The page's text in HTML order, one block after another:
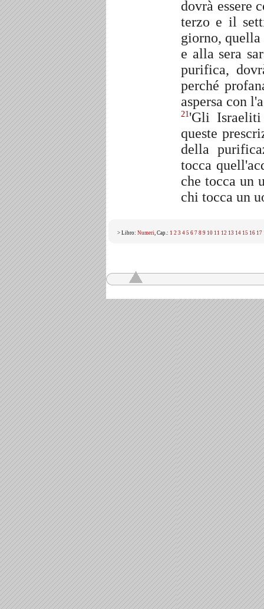
dovrà essere
terzo e il
giorno,
e alla sera
purifica,
perché
aspersa con
21'Gli Israeliti
queste
della
tocca
che tocca un
chi tocca un
> Libro: Numeri, Cap.: 1 2 3 4 5 6 7 8 9 10 11 12 13 14 15 16 17